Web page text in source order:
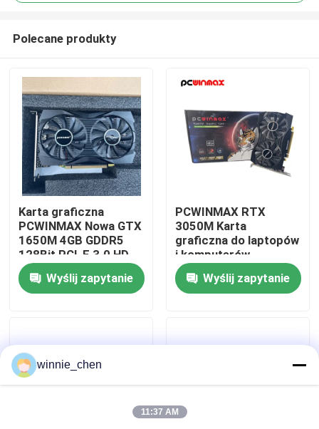
Produkty
Polecane produkty
Karta graficzna
PCWINMAX Nowa GTX
1650M 4GB GDDR5
128Bit PCI-E 3.0 HD
DP Wyjście GPU do
sprzedaży hurtowej i
na zamówienie
Wyślij zapytanie
PCWINMAX RTX
3050M Karta
graficzna do laptopów
i komputerów
stacjonarnych - 8 GB
GDDR6 128-bitowa z
portem wideo HD
Wyślij zapytanie
winnie_chen
11:37 AM